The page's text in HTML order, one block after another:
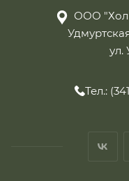
ООО
ул.
Тел.: